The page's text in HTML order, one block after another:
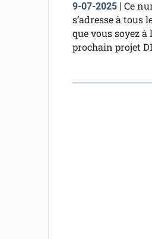
9-07-2025| Ce
s’adresse à tous
que vous soyez
prochain projet